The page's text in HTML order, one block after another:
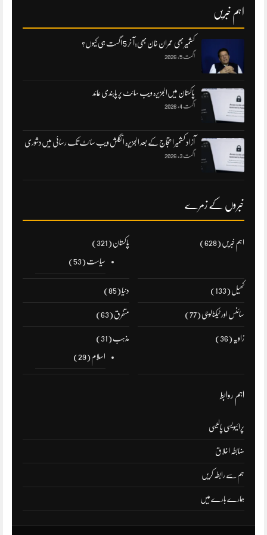
اہم خبریں
کشمیر بھی عمران خان بھی:آ خر 5 اگست ہی کیوں؟
اگست 5, 2026
پاکستان میں‌الجزیرہ ویب سائٹ پر پابندی عائد
اگست 4, 2026
آزاد کشمیر احتجاج کے بعد الجزیرہ انگلش ویب سائٹ تک رسائی میں‌دشوری
اگست 3, 2026
خبروں کے زمرے
اہم خبریں(628) پاکستان(321)
سیاست(53)
کھیل(133) دنیا(85)
سائنس اور ٹیکنالوجی(77) متفرق(63)
زاویہ (36) مذہب(31)
اسلام (29)
اہم روابط
پرائیویسی پالیسی
ضابطہ اخلاق
ہم سے رابطہ کریں
ہمارے بارے میں